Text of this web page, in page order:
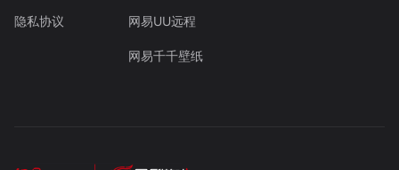
隐私协议 网易UU远程
网易千千壁纸